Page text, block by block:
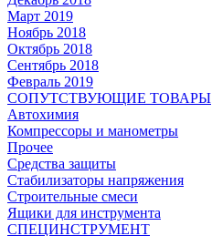
Март 2019
Ноябрь 2018
Октябрь 2018
Сентябрь 2018
Февраль 2019
СОПУТСТВУЮЩИЕ ТОВАРЫ
Автохимия
Компрессоры и манометры
Прочее
Средства защиты
Стабилизаторы напряжения
Строительные смеси
Ящики для инструмента
СПЕЦИНСТРУМЕНТ